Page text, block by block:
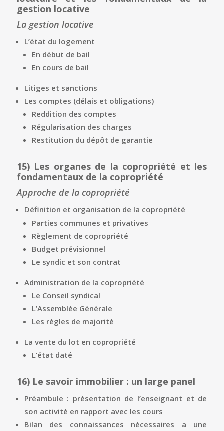
gestion locative
La gestion locative
L’état du logement
En début de bail
En cours de bail
Litiges et sanctions
Les comptes (délais et obligations)
Reddition des comptes
Régularisation des charges
Restitution du dépôt de garantie
15) Les organes de la copropriété et les
fondamentaux de la copropriété
Approche de la copropriété
Définition et organisation de la copropriété
Parties communes et privatives
Règlement de copropriété
Budget prévisionnel
Le syndic et son contrat
Administration de la copropriété
Le Conseil syndical
L’Assemblée Générale
Les règles de majorité
La vente du lot en copropriété
L’état daté
16) Le savoir immobilier : un large panel
Préambule : présentation de l’enseignant et de
son activité en rapport avec les cours
Bilan des connaissances nécessaires a une